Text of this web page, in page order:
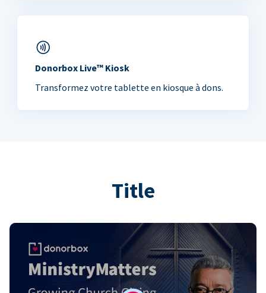
Donorbox Live™ Kiosk
Transformez votre tablette en kiosque à dons.
Title